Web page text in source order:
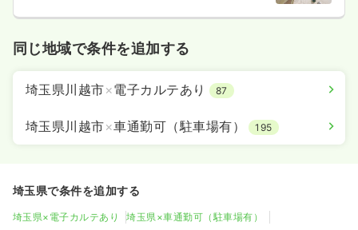
同じ地域で条件を追加する
埼玉県川越市×電子カルテあり 87
埼玉県川越市×車通勤可（駐車場有） 195
埼玉県で条件を追加する
埼玉県×電子カルテあり 埼玉県×車通勤可（駐車場有）